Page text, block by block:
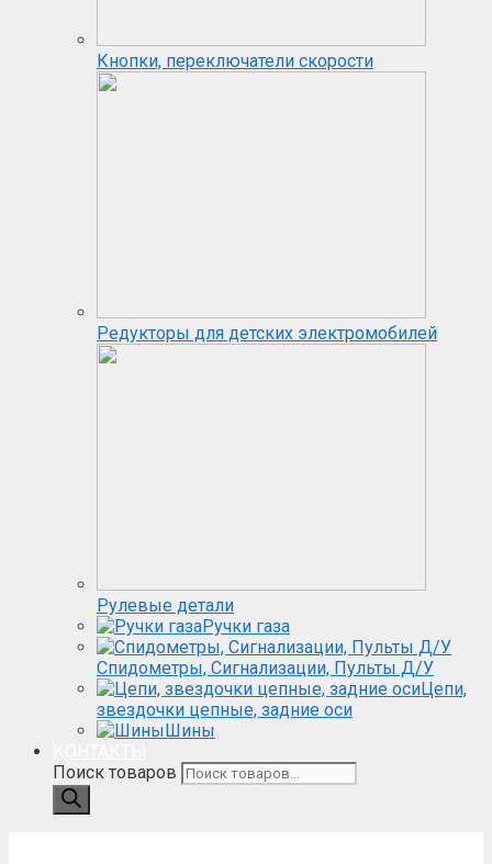
Кнопки, переключатели скорости
Редукторы для детских электромобилей
Рулевые детали
Ручки газа
Спидометры, Сигнализации, Пульты Д/У
Цепи,
звездочки цепные, задние оси
Шины
Поиск товаров